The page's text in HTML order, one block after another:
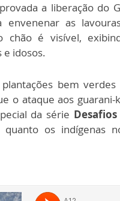
a liberação do
envenenar as
chão é visível,
e idosos.
bem
o ataque aos
da série
quanto os indígenas